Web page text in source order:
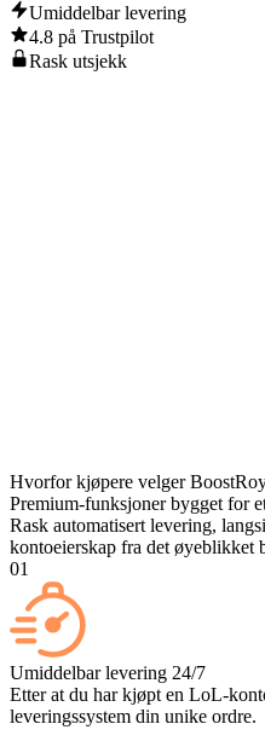
Umiddelbar levering
4.8 på Trustpilot
Rask utsjekk
Hvorfor kjøpere velger
Premium-funksjoner bygget for
Rask automatisert levering,
kontoeierskap fra det øyeblikket
01
Umiddelbar levering 24/7
Etter at du har kjøpt en LoL-
leveringssystem din unike ordre.